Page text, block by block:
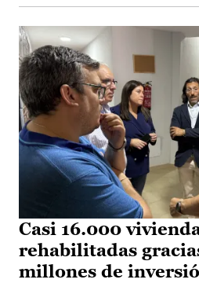
Casi 16.000
rehabilitadas
millones de